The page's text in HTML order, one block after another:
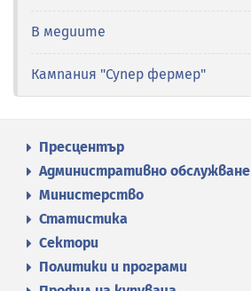
В медиите
Кампания "Супер фермер"
Пресцентър
Административно обслужване
Министерство
Статистика
Сектори
Политики и програми